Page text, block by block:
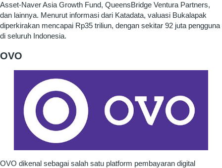
Asset-Naver Asia Growth Fund, QueensBridge Ventura Partners,
dan lainnya. Menurut informasi dari Katadata, valuasi Bukalapak
diperkirakan mencapai Rp35 triliun, dengan sekitar 92 juta pengguna
di seluruh Indonesia.
OVO
OVO dikenal sebagai salah satu platform pembayaran digital